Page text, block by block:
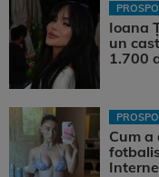
Ioana
un
1.700
Cum